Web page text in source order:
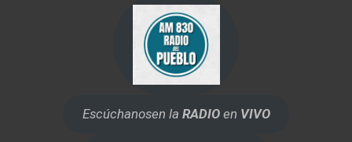
Escúchanosen la RADIOen VIVO